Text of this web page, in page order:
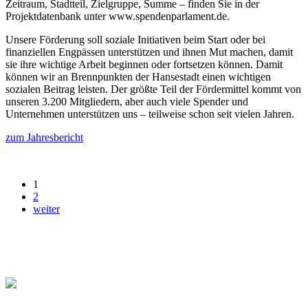
Zeitraum, Stadtteil, Zielgruppe, Summe – finden Sie in der
Projektdatenbank unter www.spendenparlament.de.
Unsere Förderung soll soziale Initiativen beim Start oder bei
finanziellen Engpässen unterstützen und ihnen Mut machen, damit
sie ihre wichtige Arbeit beginnen oder fortsetzen können. Damit
können wir an Brennpunkten der Hansestadt einen wichtigen
sozialen Beitrag leisten. Der größte Teil der Fördermittel kommt von
unseren 3.200 Mitgliedern, aber auch viele Spender und
Unternehmen unterstützen uns – teilweise schon seit vielen Jahren.
zum Jahresbericht
1
2
weiter